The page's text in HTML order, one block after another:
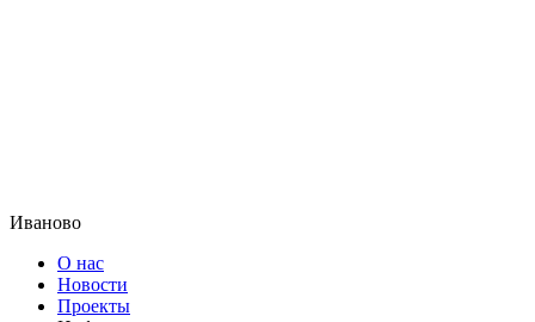
Иваново
О нас
Новости
Проекты